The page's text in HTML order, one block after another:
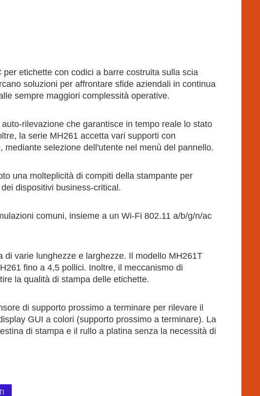
etichette con codici a barre costruita sulla scia
soluzioni per affrontare sfide aziendali in continua
sempre maggiori complessità operative.
rilevazione che garantisce in tempo reale lo stato
la serie MH261 accetta vari supporti con
selezione dell'utente nel menù del pannello.
una molteplicità di compiti della stampante per
dispositivi business-critical.
comuni, insieme a un Wi-Fi 802.11 a/b/g/n/ac
varie lunghezze e larghezze. Il modello MH261T
fino a 4,5 pollici. Inoltre, il meccanismo di
la qualità di stampa delle etichette.
di supporto prossimo a terminare per rilevare il
GUI a colori (supporto prossimo a terminare). La
di stampa e il rullo a platina senza la necessità di